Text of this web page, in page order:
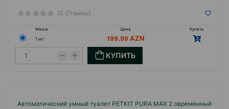
(0 Отзывы)
Масса Цена
Купить
1 шт
199.99
КУПИТЬ
Автоматический умный туалет PETKIT PURA MAX 2 овременный